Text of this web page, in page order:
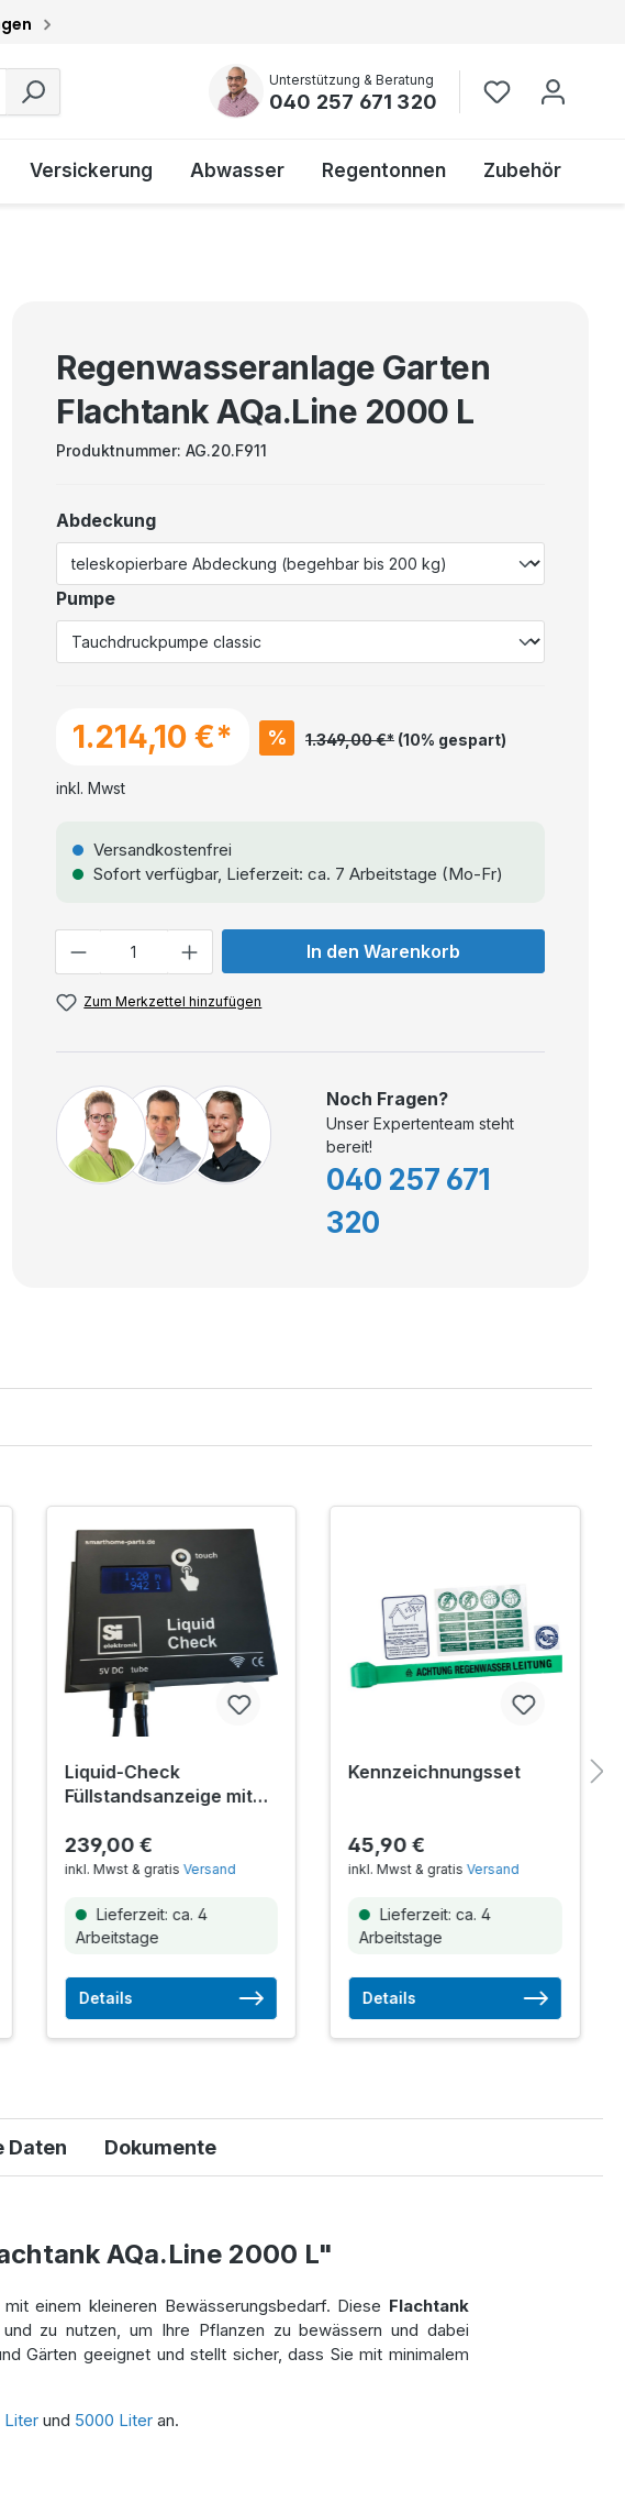
Unterstützung & Beratung
040 257 671 320
Versickerung Abwasser Regentonnen Zubehör
Regenwasseranlage Garten
Flachtank AQa.Line 2000 L
Produktnummer:AG.20.F911
Abdeckung
Pumpe
1.214,10 €* % 1.349,00 €* (10% gespart)
inkl. Mwst
Versandkostenfrei
Sofort verfügbar, Lieferzeit: ca. 7 Arbeitstage (Mo-Fr)
In den Warenkorb
Zum Merkzettel hinzufügen
Noch Fragen?
Unser Expertenteam steht
bereit!
040 257 671
320
Liquid-Check
Füllstandsanzeige mit
239,00 €
inkl. Mwst & gratis Versand
Lieferzeit: ca. 4
Arbeitstage
Details
Kennzeichnungsset
45,90 €
inkl. Mwst & gratisVersand
Lieferzeit: ca. 4
Arbeitstage
Details
Daten Dokumente
AQa.Line 2000 L"
einem kleineren Bewässerungsbedarf. Diese Flachtank
zu nutzen, um Ihre Pflanzen zu bewässern und dabei
Gärten geeignet und stellt sicher, dass Sie mit minimalem
Liter und 5000 Liter an.